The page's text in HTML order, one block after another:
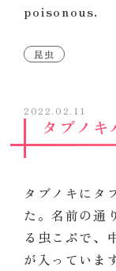
poisonous.
昆虫
2022.02.11
タブノキ
タブノキにタ
た。名前の通
る虫こぶで、
が入っていま